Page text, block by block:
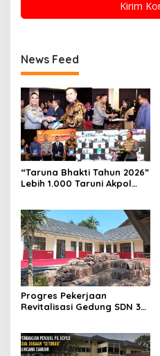
News Feed
“Taruna Bhakti Tahun 2026”
Lebih 1.000 Taruni Akpol
Rakyat
Progres Pekerjaan
Revitalisasi Gedung SDN 3